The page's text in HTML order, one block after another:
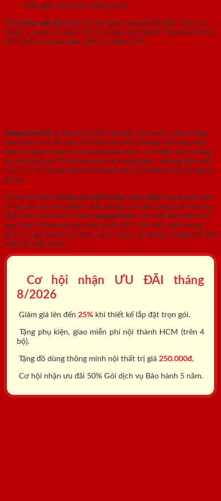
Mẫu góc cửa thép chống cháy
Cửa thép vân gỗ được hỗ trợ giao hàng và lắp đặt khu vực
Quận 1, quận 2, quận 12, Các quận nội thành Thành phố Hồ
Chí Minh và toàn quốc đều có ship COD.
SaigonDoor® là nhà sản xuất cửa gỗ, cửa nhựa, cửa chống
cháy đã có uy tín hơn 10 năm trên thị trường và hàng triệu
khách hàng và đại lý tin tưởng lựa chọn. Cho đến nay chúng
tôi sở hữu hơn 10 showroom và 4 nhà máy - xưởng sản xuất
nằm ở vị trí trung tâm thành phố Hồ Chí Minh và & tại ngoại
thành.
Mang sứ mệnh nâng cao chất lượng cuộc sống thông qua việc
cung cấp các sản phẩm chất lượng cao, đáp ứng mọi yêu cầu
khắc khe của khách hàng. SaigonDoor cam kết đem đến cho
quý khách hàng sự hài lòng tuyệt đối. Cam kết chất lượng
dịch vụ, giá thành & chính sách chăm sóc khách hàng luôn tốt
nhất tại Việt Nam.
Cơ hội nhận ƯU ĐÃI tháng
8/2026
Giảm giá lên đến 25% khi thiết kế lắp đặt trọn gói.
Tặng phụ kiện, giao miễn phí nội thành HCM (trên 4
bộ).
Tặng đồ dùng thông minh nội thất trị giá 250.000đ.
Cơ hội nhận ưu đãi 50% Gói dịch vụ Bảo hành 5 năm.